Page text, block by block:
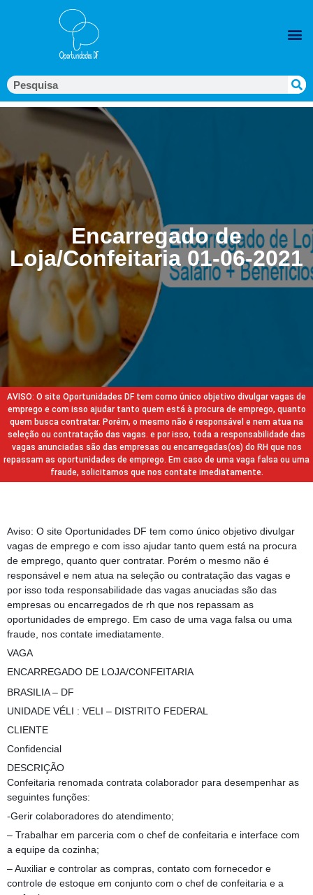
Encarregado de
Loja/Confeitaria 01-06-2021
AVISO: O site Oportunidades DF tem como único objetivo divulgar vagas de
emprego e com isso ajudar tanto quem está à procura de emprego, quanto
quem busca contratar. Porém, o mesmo não é responsável e nem atua na
seleção ou contratação das vagas. e por isso, toda a responsabilidade das
vagas anunciadas são das empresas ou encarregadas(os) do RH que nos
repassam as oportunidades de emprego. Em caso de uma vaga falsa ou uma
fraude, solicitamos que nos contate imediatamente.
Aviso: O site Oportunidades DF tem como único objetivo divulgar
vagas de emprego e com isso ajudar tanto quem está na procura
de emprego, quanto quer contratar. Porém o mesmo não é
responsável e nem atua na seleção ou contratação das vagas e
por isso toda responsabilidade das vagas anuciadas são das
empresas ou encarregados de rh que nos repassam as
oportunidades de emprego. Em caso de uma vaga falsa ou uma
fraude, nos contate imediatamente.
VAGA
ENCARREGADO DE LOJA/CONFEITARIA
BRASILIA – DF
UNIDADE VÉLI : VELI – DISTRITO FEDERAL
CLIENTE
Confidencial
DESCRIÇÃO
Confeitaria renomada contrata colaborador para desempenhar as
seguintes funções:
-Gerir colaboradores do atendimento;
– Trabalhar em parceria com o chef de confeitaria e interface com
a equipe da cozinha;
– Auxiliar e controlar as compras, contato com fornecedor e
controle de estoque em conjunto com o chef de confeitaria e a